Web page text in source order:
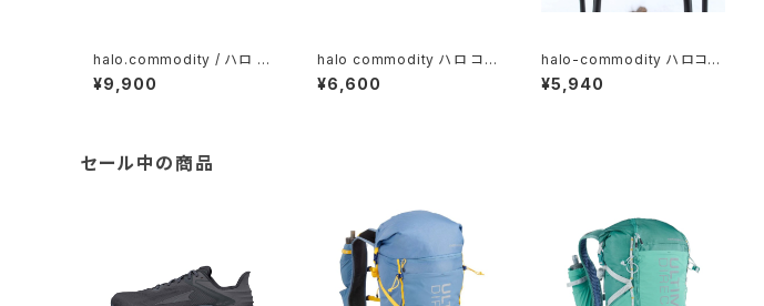
halo.commodity / ハロ コ
モディティ Crevice Flap Ca
p/ Camel
¥9,900
halo commodity ハロ コモ
ディティ / Chip Dome Hat /
black
¥6,600
halo-commodity ハロコモ
ディティWhirl Hat / Black
¥5,940
セール中の商品